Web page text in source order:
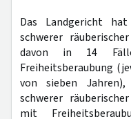
Das Landgericht
schwerer
davon in 14
Freiheitsberaubung
von sieben
schwerer
mit